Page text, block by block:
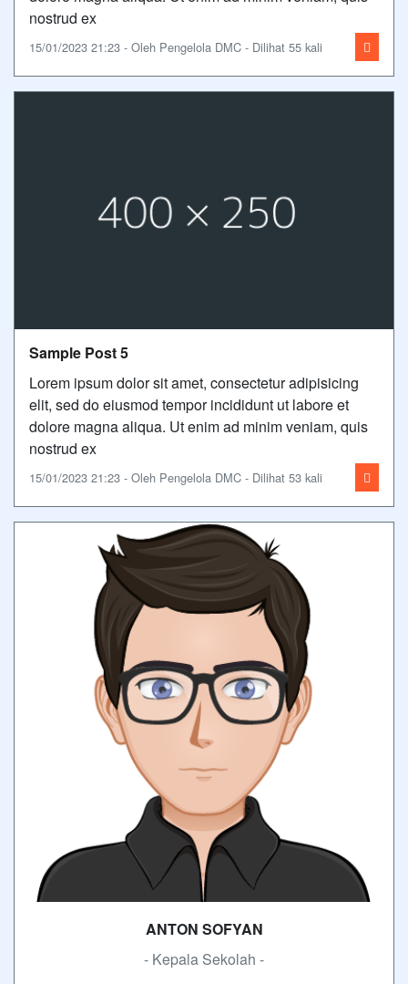
nostrud ex
15/01/2023 21:23 - Oleh Pengelola DMC - Dilihat 55 kali
Sample Post 5
Lorem ipsum dolor sit amet, consectetur adipisicing
elit, sed do eiusmod tempor incididunt ut labore et
dolore magna aliqua. Ut enim ad minim veniam, quis
nostrud ex
15/01/2023 21:23 - Oleh Pengelola DMC - Dilihat 53 kali
ANTON SOFYAN
- Kepala Sekolah -